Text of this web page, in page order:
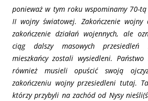
ponieważ w tym roku wspominamy 70-
II wojny światowej. Zakończenie wojny
zakończenie działań wojennych, ale
ciąg dalszy masowych przesiedleń
mieszkańcy zostali wysiedleni.
również musieli opuścić swoją
zakończeniu wojny przesiedleni tutaj.
którzy przybyli na zachód od Nysy